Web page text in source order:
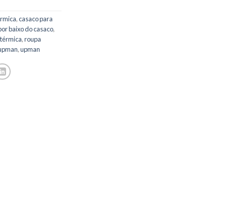
,casaco para
baixo do casaco,
,roupa
,upman